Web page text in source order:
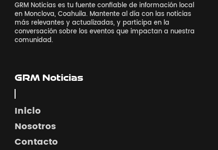
GRM Noticias es tu fuente confiable de información local
en Monclova, Coahuila. Mantente al día con las noticias
más relevantes y actualizadas, y participa en la
conversación sobre los eventos que impactan a nuestra
comunidad.
GRM Noticias
Inicio
Nosotros
Contacto